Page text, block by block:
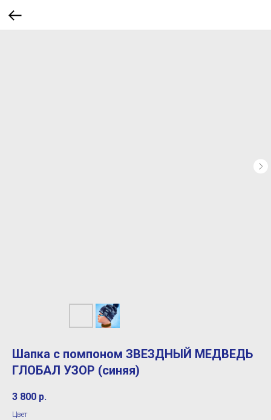
Шапка с помпоном ЗВЕЗДНЫЙ МЕДВЕДЬ
ГЛОБАЛ УЗОР (синяя)
3 800 р.
Цвет